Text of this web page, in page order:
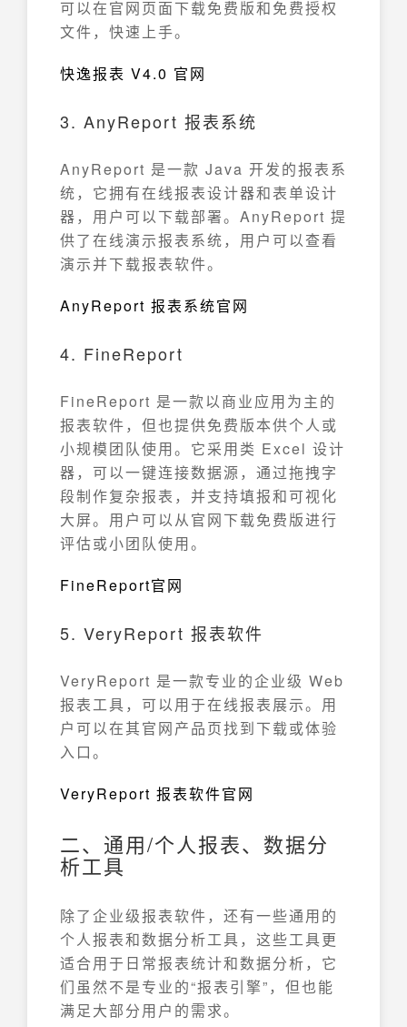
可以在官网页面下载免费版和免费授权
文件，快速上手。
快逸报表 V4.0 官网
3. AnyReport 报表系统
AnyReport 是一款 Java 开发的报表系
统，它拥有在线报表设计器和表单设计
器，用户可以下载部署。AnyReport 提
供了在线演示报表系统，用户可以查看
演示并下载报表软件。
AnyReport 报表系统官网
4. FineReport
FineReport 是一款以商业应用为主的
报表软件，但也提供免费版本供个人或
小规模团队使用。它采用类 Excel 设计
器，可以一键连接数据源，通过拖拽字
段制作复杂报表，并支持填报和可视化
大屏。用户可以从官网下载免费版进行
评估或小团队使用。
FineReport官网
5. VeryReport 报表软件
VeryReport 是一款专业的企业级 Web
报表工具，可以用于在线报表展示。用
户可以在其官网产品页找到下载或体验
入口。
VeryReport 报表软件官网
二、通用/个人报表、数据分
析工具
除了企业级报表软件，还有一些通用的
个人报表和数据分析工具，这些工具更
适合用于日常报表统计和数据分析，它
们虽然不是专业的“报表引擎”，但也能
满足大部分用户的需求。